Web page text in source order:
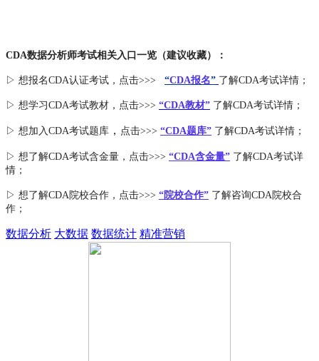
CDA数据分析师考试相关入口一览（建议收藏）：
▷ 想报名CDA认证考试，点击>>> “CDA报名” 了解CDA考试详情；
▷ 想学习CDA考试教材，点击>>> “CDA教材” 了解CDA考试详情；
▷ 想加入CDA考试题库 ， 点击>>> “CDA题库” 了解CDA考试详情；
▷ 想了解CDA考试含金量 ，点击>>> “CDA含金量” 了解CDA考试详
情；
▷ 想了解CDA院校合作 ，点击>>> “院校合作” 了解咨询CDA院校合
作；
数据分析 大数据 数据统计 精准营销